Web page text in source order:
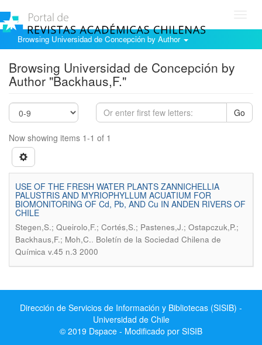
Browsing Universidad de Concepción by Author
Browsing Universidad de Concepción by
Author "Backhaus,F."
Go
Now showing items 1-1 of 1
USE OF THE FRESH WATER PLANTS ZANNICHELLIA
PALUSTRIS AND MYRIOPHYLLUM ACUATIUM FOR
BIOMONITORING OF Cd, Pb, AND Cu IN ANDEN RIVERS OF
CHILE
Stegen,S.; Queirolo,F.; Cortés,S.; Pastenes,J.; Ostapczuk,P.;
Backhaus,F.; Moh,C.. Boletín de la Sociedad Chilena de
Química v.45 n.3 2000
Dirección de Servicios de Información y Bibliotecas (SISIB) -
Universidad de Chile
© 2019 Dspace - Modificado por SISIB